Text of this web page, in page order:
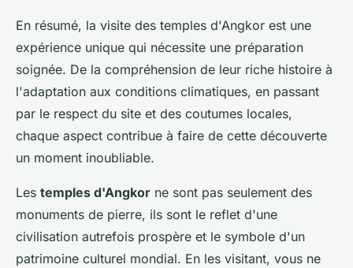
En résumé, la visite des temples d'Angkor est une
expérience unique qui nécessite une préparation
soignée. De la compréhension de leur riche histoire à
l'adaptation aux conditions climatiques, en passant
par le respect du site et des coutumes locales,
chaque aspect contribue à faire de cette découverte
un moment inoubliable.
Les temples d'Angkor ne sont pas seulement des
monuments de pierre, ils sont le reflet d'une
civilisation autrefois prospère et le symbole d'un
patrimoine culturel mondial. En les visitant, vous ne